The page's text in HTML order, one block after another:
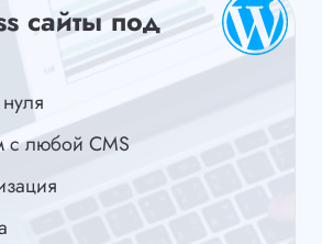
сайты под
с любой CMS